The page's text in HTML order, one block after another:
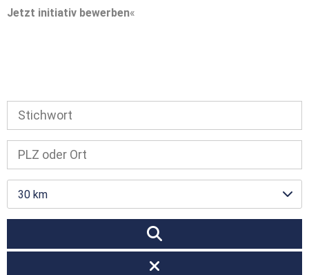
Jetzt initiativ bewerben
30 km